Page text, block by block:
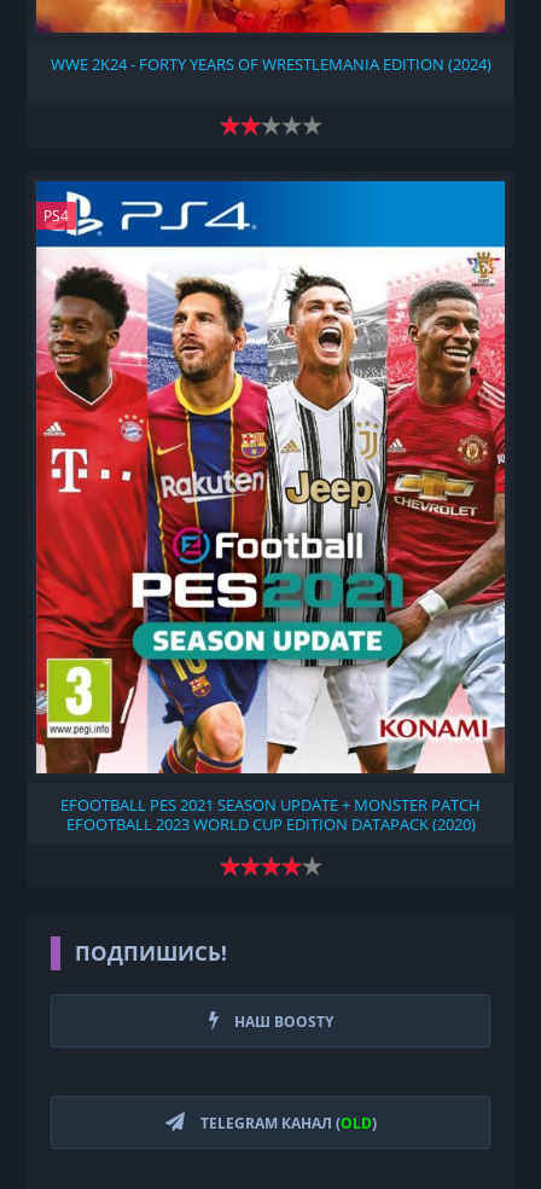
WWE 2K24 - FORTY YEARS OF WRESTLEMANIA EDITION (2024)
PS4
EFOOTBALL PES 2021 SEASON UPDATE + MONSTER PATCH
EFOOTBALL 2023 WORLD CUP EDITION DATAPACK (2020)
ПОДПИШИСЬ!
НАШ BOOSTY
TELEGRAM КАНАЛ (OLD)